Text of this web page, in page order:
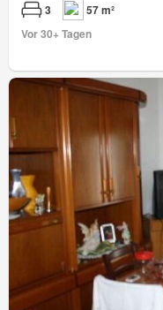
3
57 m²
Vor 30+ Tagen